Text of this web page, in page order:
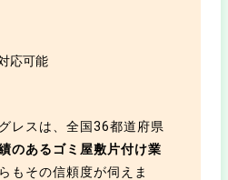
応可能
レスは、全国36都道府県
のあるゴミ屋敷片付け業
もその信頼度が伺えま